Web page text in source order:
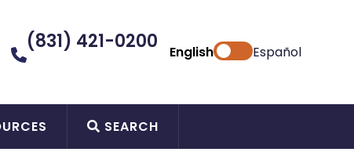
(831) 421-0200 English Español
SEARCH